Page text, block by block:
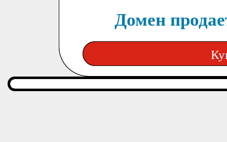
Домен